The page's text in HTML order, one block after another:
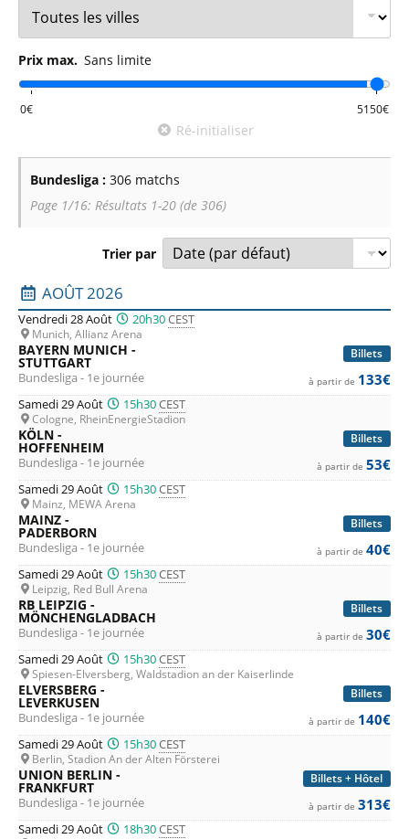
d'Allemagne. D'autres clubs comme l'
Eintracht Frankfurt
brillant troisième la saison passée,LeipzigetStuttgart
voudront sans doute se mêler à la lutte pour les places
qualificatives à la Ligue des Champions.
D'autres clubs auront à coeur de montrer le meilleur d'eux-
Ce sera sans doute le cas d'
Werder de Brême
. La lutte pour le maintien elle aussi
risque d'être disputée entreMönchengladbach,Union
Fribourg,Augsburg,FSV Mayence,
Wolfsburg, et les promus du
Bref, rien que du football, des buts et des émotions fortes,
en direct depuis des stades de football allemands à chaque
journée de cechampionnat de Bundesligaqui s'annonce
palpitant. Comme chaque année les stades seront plein à
craquer et les ambiances dans les stades à couper le
souffle. Et si l'envie vous en prend, et bien c'est le moment
d'utiliser notre comparateur de prix pour les places de
football en Allemagne, afin de profiter des
meilleurs tarifs
pour les billets de Bundesliga
Prix max. Sans limite
Ré-initialiser
Bundesliga : 306 matchs
Page 1/16: Résultats 1-20 (de 306)
Trier par
Liste des prochains matchs : Bundesliga. Colonne 1 :
AOÛT 2026
Vendredi 28 Août 20h30CEST
Munich, Allianz Arena
Billets
BAYERN MUNICH -
STUTTGART
Bundesliga - 1e journée à partir de 133€
Samedi 29 Août 15h30CEST
Cologne, RheinEnergieStadion
Billets
KÖLN -
HOFFENHEIM
Bundesliga - 1e journée à partir de 53€
Samedi 29 Août 15h30CEST
Mainz, MEWA Arena
Billets
MAINZ -
PADERBORN
Bundesliga - 1e journée à partir de 40€
Samedi 29 Août 15h30CEST
Leipzig, Red Bull Arena
Billets
RB LEIPZIG -
MÖNCHENGLADBACH
Bundesliga - 1e journée à partir de 30€
Samedi 29 Août 15h30CEST
Spiesen-Elversberg, Waldstadion an der Kaiserlinde
Billets
ELVERSBERG -
LEVERKUSEN
Bundesliga - 1e journée à partir de 140€
Samedi 29 Août 15h30CEST
Berlin, Stadion An der Alten Försterei
Billets + Hôtel
UNION BERLIN -
FRANKFURT
Bundesliga - 1e journée à partir de 313€
Samedi 29 Août 18h30CEST